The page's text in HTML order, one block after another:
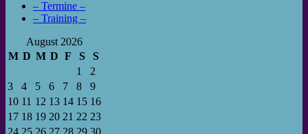
– Termine –
– Training –
August 2026
M D M D F S
S
1
2
3
4 5 6 7 8
9
10 11 12 13 14 15 16
17 18 19 20 21 22 23